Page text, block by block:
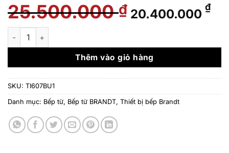
25.500.000₫ Giá
gốc
25.500.000 ₫.
20.400.000 ₫
là:
Bếp từ Brandt TI607BU1 số lượng
Thêm vào giỏ hàng
SKU: TI607BU1
Danh mục: Bếp từ, Bếp từ BRANDT, Thiết bị bếp Brandt